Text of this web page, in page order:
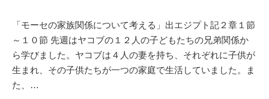
「モーセの家族関係について考える」出エジプト記２章１節
～１０節 先週はヤコブの１２人の子どもたちの兄弟関係か
ら学びました。ヤコブは４人の妻を持ち、それぞれに子供が
生まれ、その子供たちが一つの家庭で生活していました。ま
た、…